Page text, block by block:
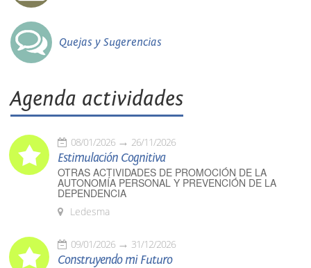
Quejas y Sugerencias
Agenda actividades
08/01/2026 26/11/2026
Estimulación Cognitiva
OTRAS ACTIVIDADES DE PROMOCIÓN DE LA
AUTONOMÍA PERSONAL Y PREVENCIÓN DE LA
DEPENDENCIA
Ledesma
09/01/2026 31/12/2026
Construyendo mi Futuro